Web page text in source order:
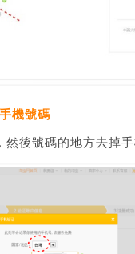
機號碼
然後號碼的地方去掉